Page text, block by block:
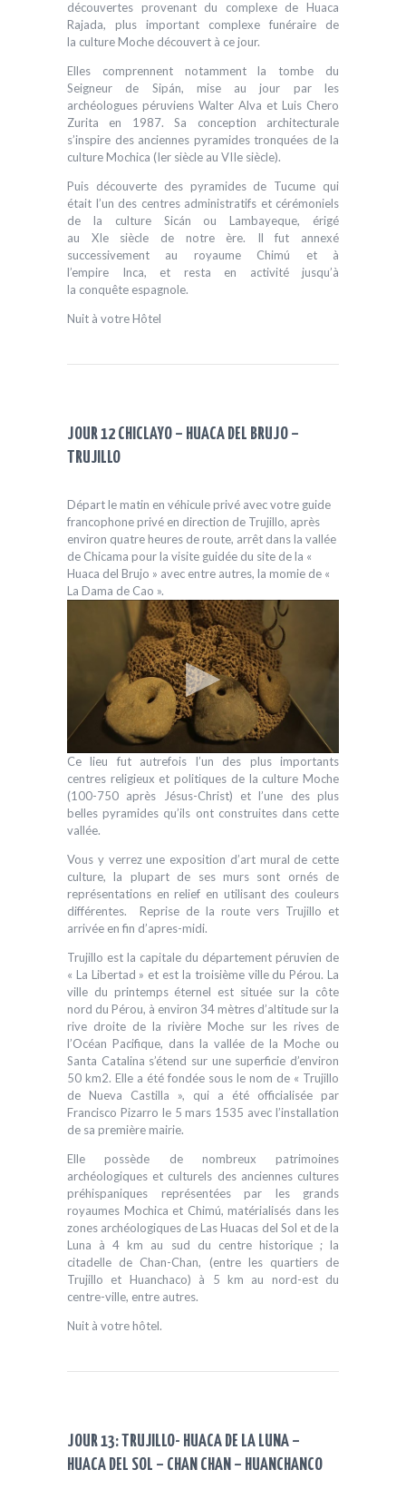
découvertes provenant du complexe de Huaca
Rajada, plus important complexe funéraire de
la culture Moche découvert à ce jour.
Elles comprennent notamment la tombe du
Seigneur de Sipán, mise au jour par les
archéologues péruviens Walter Alva et Luis Chero
Zurita en 1987. Sa conception architecturale
s’inspire des anciennes pyramides tronquées de la
culture Mochica (Ier siècle au VIIe siècle).
Puis découverte des pyramides de Tucume qui
était l’un des centres administratifs et cérémoniels
de la culture Sicán ou Lambayeque, érigé
au XIe siècle de notre ère. Il fut annexé
successivement au royaume Chimú et à
l’empire Inca, et resta en activité jusqu’à
la conquête espagnole.
Nuit à votre Hôtel
JOUR 12 CHICLAYO – HUACA DEL BRUJO –
TRUJILLO
Départ le matin en véhicule privé avec votre guide
francophone privé en direction de Trujillo, après
environ quatre heures de route, arrêt dans la vallée
de Chicama pour la visite guidée du site de la «
Huaca del Brujo » avec entre autres, la momie de «
La Dama de Cao ».
Ce lieu fut autrefois l’un des plus importants
centres religieux et politiques de la culture Moche
(100-750 après Jésus-Christ) et l’une des plus
belles pyramides qu’ils ont construites dans cette
vallée.
Vous y verrez une exposition d’art mural de cette
culture, la plupart de ses murs sont ornés de
représentations en relief en utilisant des couleurs
différentes. Reprise de la route vers Trujillo et
arrivée en fin d’apres-midi.
Trujillo est la capitale du département péruvien de
« La Libertad » et est la troisième ville du Pérou. La
ville du printemps éternel est située sur la côte
nord du Pérou, à environ 34 mètres d’altitude sur la
rive droite de la rivière Moche sur les rives de
l’Océan Pacifique, dans la vallée de la Moche ou
Santa Catalina s’étend sur une superficie d’environ
50 km2. Elle a été fondée sous le nom de « Trujillo
de Nueva Castilla », qui a été officialisée par
Francisco Pizarro le 5 mars 1535 avec l’installation
de sa première mairie.
Elle possède de nombreux patrimoines
archéologiques et culturels des anciennes cultures
préhispaniques représentées par les grands
royaumes Mochica et Chimú, matérialisés dans les
zones archéologiques de Las Huacas del Sol et de la
Luna à 4 km au sud du centre historique ; la
citadelle de Chan-Chan, (entre les quartiers de
Trujillo et Huanchaco) à 5 km au nord-est du
centre-ville, entre autres.
Nuit à votre hôtel.
JOUR 13: TRUJILLO- HUACA DE LA LUNA –
HUACA DEL SOL – CHAN CHAN – HUANCHANCO